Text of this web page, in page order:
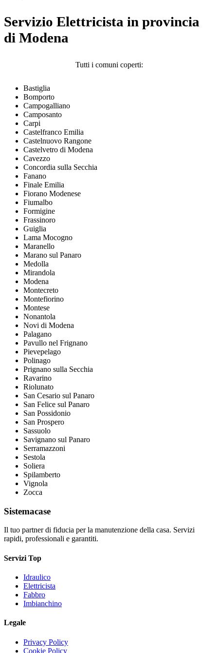
Servizio Elettricista in provincia
di Modena
Tutti i comuni coperti:
Bastiglia
Bomporto
Campogalliano
Camposanto
Carpi
Castelfranco Emilia
Castelnuovo Rangone
Castelvetro di Modena
Cavezzo
Concordia sulla Secchia
Fanano
Finale Emilia
Fiorano Modenese
Fiumalbo
Formigine
Frassinoro
Guiglia
Lama Mocogno
Maranello
Marano sul Panaro
Medolla
Mirandola
Modena
Montecreto
Montefiorino
Montese
Nonantola
Novi di Modena
Palagano
Pavullo nel Frignano
Pievepelago
Polinago
Prignano sulla Secchia
Ravarino
Riolunato
San Cesario sul Panaro
San Felice sul Panaro
San Possidonio
San Prospero
Sassuolo
Savignano sul Panaro
Serramazzoni
Sestola
Soliera
Spilamberto
Vignola
Zocca
Sistemacase
Il tuo partner di fiducia per la manutenzione della casa. Servizi
rapidi, professionali e garantiti.
Servizi Top
Idraulico
Elettricista
Fabbro
Imbianchino
Legale
Privacy Policy
Cookie Policy